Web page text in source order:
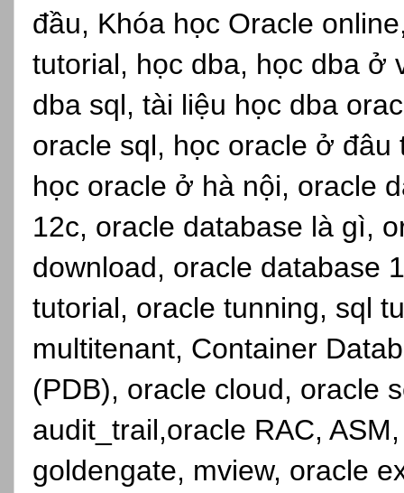
đầu, Khóa học Oracle
tutorial, học dba, học dba ở
dba sql, tài liệu học dba
oracle sql, học oracle ở
học oracle ở hà nội, oracle
12c, oracle database là gì,
download, oracle database
tutorial, oracle tunning, sql
multitenant, Container
(PDB), oracle cloud, oracle
audit_trail,oracle RAC,
goldengate, mview, oracle